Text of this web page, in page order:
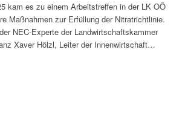
kam es zu einem Arbeitstreffen in der LK OÖ
Maßnahmen zur Erfüllung der Nitratrichtlinie.
NEC-Experte der Landwirtschaftskammer
Xaver Hölzl, Leiter der Innenwirtschaft…